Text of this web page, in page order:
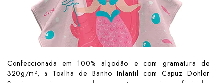
Confeccionada em 100% algodão e com gramatura de
320g/m², a Toalha de Banho Infantil com Capuz Dohler